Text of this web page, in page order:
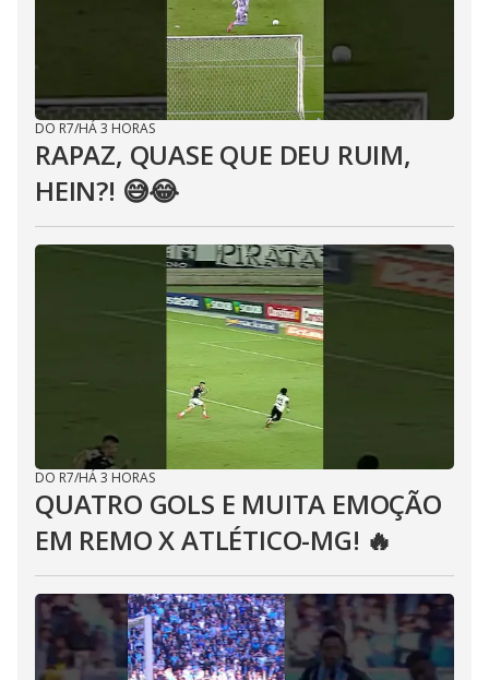
DO R7/HÁ 3 HORAS
RAPAZ, QUASE QUE DEU RUIM,
HEIN?! 😅😂⁣
DO R7/HÁ 3 HORAS
QUATRO GOLS E MUITA EMOÇÃO
EM REMO X ATLÉTICO-MG! 🔥